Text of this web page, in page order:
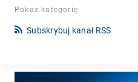
Pokaż kategorię
Subskrybuj kanał RSS